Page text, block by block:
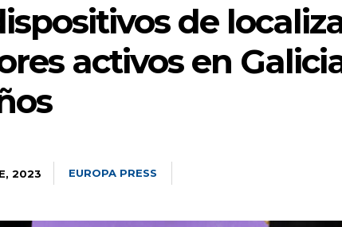
de
activos en
2023 EUROPA PRESS